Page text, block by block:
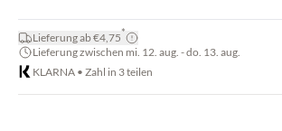
Lieferung ab €4,75*
Lieferung zwischen mi. 12. aug. - do. 13. aug.
KLARNA • Zahl in 3 teilen